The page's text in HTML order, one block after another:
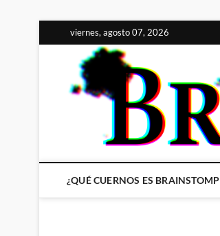
al
contenido
viernes, agosto 07, 2026
¿QUÉ CUERNOS ES